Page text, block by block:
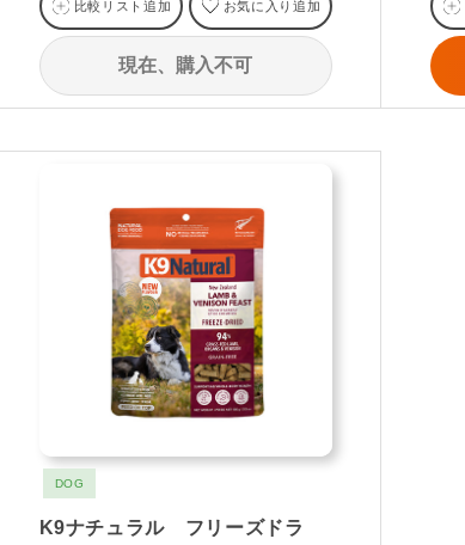
比較リスト追加 お気に入り追加
現在、購入不可
DOG
K9ナチュラル フリーズドラ